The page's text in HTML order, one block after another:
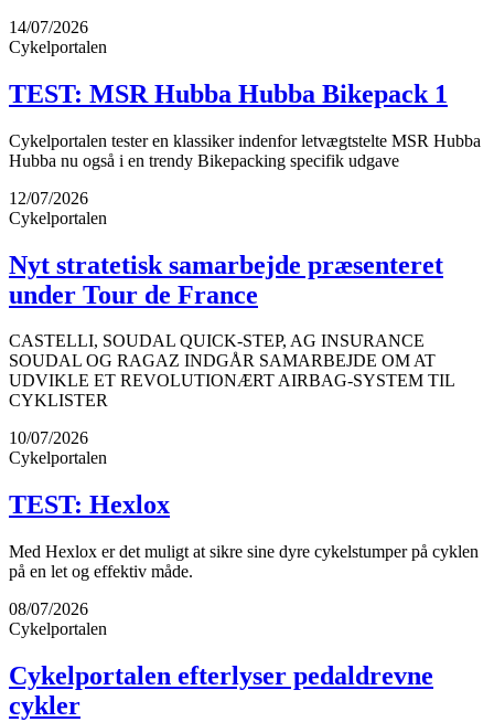
14/07/2026
Cykelportalen
TEST: MSR Hubba Hubba Bikepack 1
Cykelportalen tester en klassiker indenfor letvægtstelte MSR Hubba
Hubba nu også i en trendy Bikepacking specifik udgave
12/07/2026
Cykelportalen
Nyt stratetisk samarbejde præsenteret
under Tour de France
CASTELLI, SOUDAL QUICK-STEP, AG INSURANCE
SOUDAL OG RAGAZ INDGÅR SAMARBEJDE OM AT
UDVIKLE ET REVOLUTIONÆRT AIRBAG-SYSTEM TIL
CYKLISTER
10/07/2026
Cykelportalen
TEST: Hexlox
Med Hexlox er det muligt at sikre sine dyre cykelstumper på cyklen
på en let og effektiv måde.
08/07/2026
Cykelportalen
Cykelportalen efterlyser pedaldrevne
cykler